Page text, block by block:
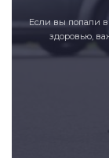
Если вы попали
здоровью,